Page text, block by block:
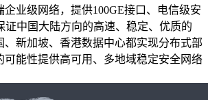
业级网络，提供100GE接口、电信级安
证中国大陆方向的高速、稳定、优质的
、新加坡、香港数据中心都实现分布式部
可能性提供高可用、多地域稳定安全网络